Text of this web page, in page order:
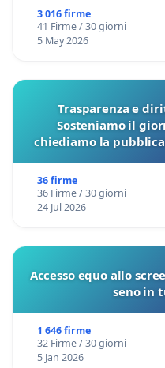
3 016 firme
41 Firme / 30 giorni
5 May 2026
Trasparenza e
Sosteniamo il
chiediamo la
36 firme
36 Firme / 30 giorni
24 Jul 2026
Accesso equo allo
seno in
1 646 firme
32 Firme / 30 giorni
5 Jan 2026